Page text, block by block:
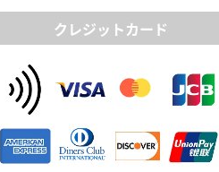
クレジットカード